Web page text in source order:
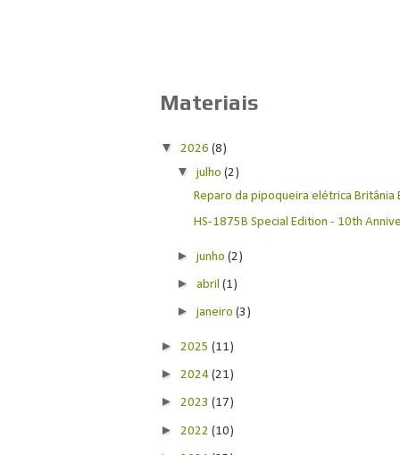
Materiais
▼ 2026(8)
▼julho(2)
Reparo da pipoqueira elétrica Britânia
HS-1875B Special Edition - 10th
►junho(2)
►abril(1)
►janeiro(3)
► 2025(11)
► 2024(21)
► 2023(17)
► 2022(10)